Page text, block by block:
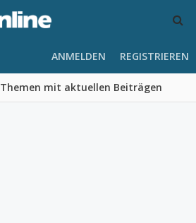
Themen mit aktuellen Beiträgen
ANMELDEN REGISTRIEREN